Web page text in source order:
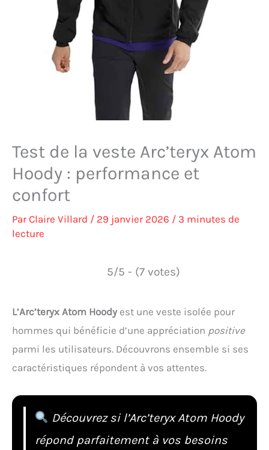
Test de la veste Arc’teryx Atom
Hoody : performance et
confort
ParClaire Villard / 29 janvier 2026 / 3 minutes de
lecture
5/5 - (7 votes)
L’Arc’teryx Atom Hoodyest une veste isolée pour
hommes qui bénéficie d’une appréciation positive
parmi les utilisateurs. Découvrons ensemble si ses
caractéristiques répondent à vos attentes.
Découvrez si l’Arc’teryx Atom Hoody
répond parfaitement à vos besoins